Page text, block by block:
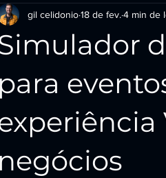
para
negócios
gil celidonio18 de fev. 4 min de